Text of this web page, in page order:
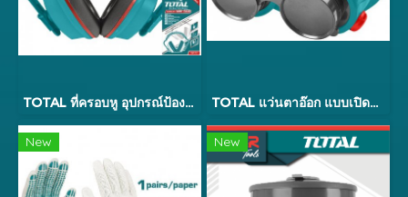
TOTAL ที่ครอบหู อุปกรณ์ป้องกันเสียง (-24db) รุ่น TSP701 TOTAL แว่นตาอ๊อก แบบเปิดปิดได้ แบบคาดศีรษะ รุ่น TSP303
New New